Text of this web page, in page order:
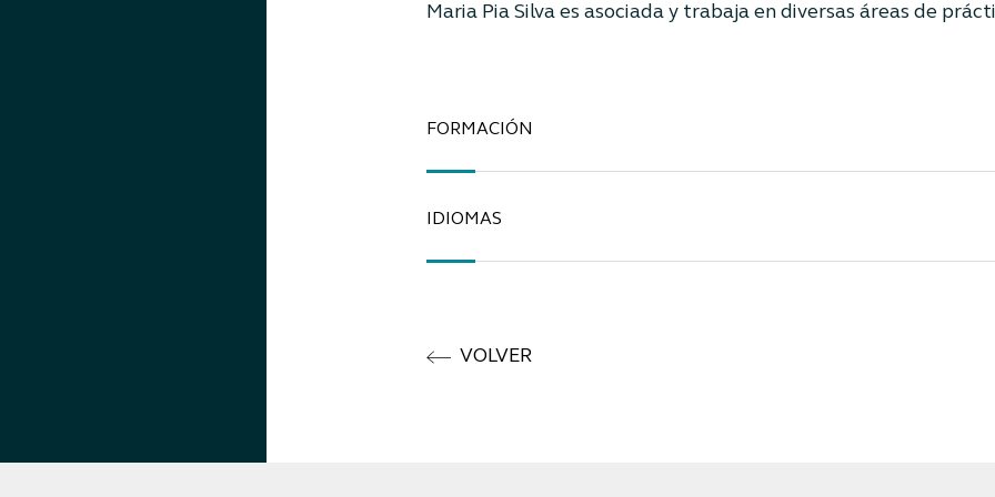
Maria Pia Silva es asociada y trabaja en diversas áreas de
FORMACIÓN
IDIOMAS
VOLVER